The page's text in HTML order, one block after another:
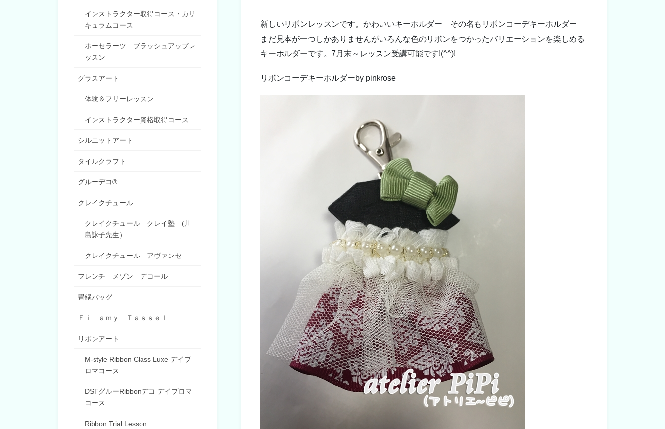
新しいリボンレッスンです。かわいいキーホルダー その名もリボンコーデキーホルダー
まだ見本が一つしかありませんがいろんな色のリボンをつかったバリエーションを楽しめる
キーホルダーです。7月末～レッスン受講可能です!(^^)!
リボンコーデキーホルダーby pinkrose
インストラクター取得コース・カリ
キュラムコース
ポーセラーツ ブラッシュアップレ
ッスン
グラスアート
体験＆フリーレッスン
インストラクター資格取得コース
シルエットアート
タイルクラフト
グルーデコ®
クレイクチュール
クレイクチュール クレイ塾 (川
島詠子先生）
クレイクチュール アヴァンセ
フレンチ メゾン デコール
畳縁バッグ
Ｆｉｌａｍｙ Ｔａｓｓｅｌ
リボンアート
M-style Ribbon Class Luxe デイプ
ロマコース
DSTグルーRibbonデコ デイプロマ
コース
Ribbon Trial Lesson